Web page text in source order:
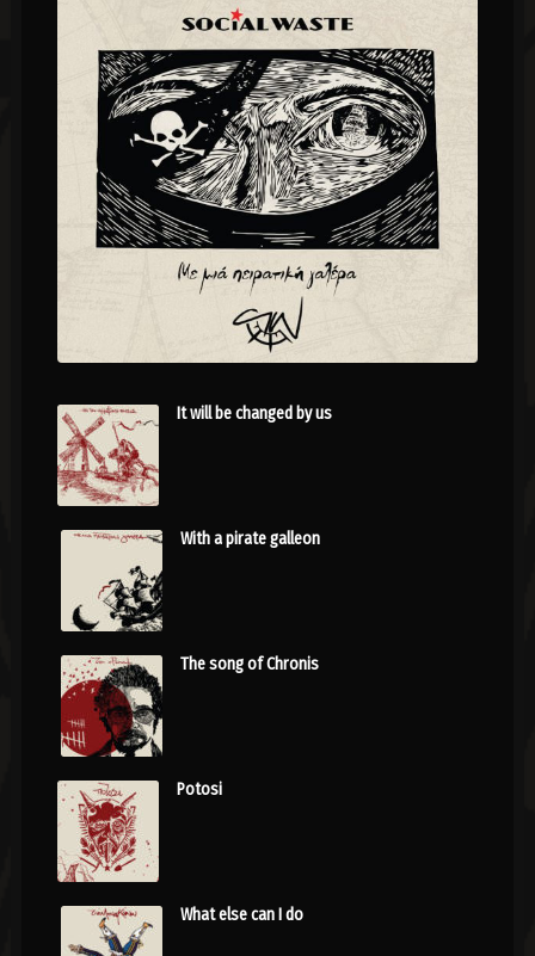
It will be changed by us
With a pirate galleon
The song of Chronis
Potosi
What else can I do